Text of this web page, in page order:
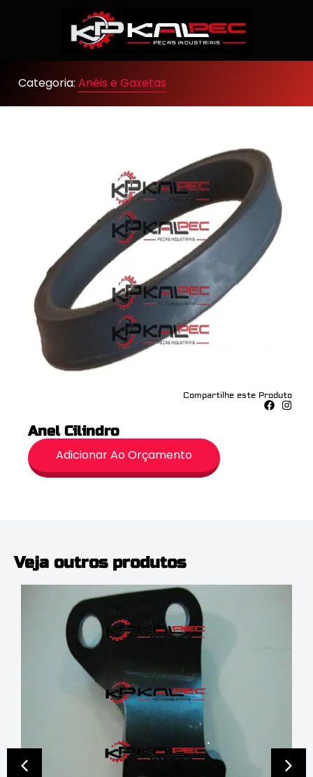
Categoria: Anéis e Gaxetas
Compartilhe este Produto
Anel Cilindro
Adicionar Ao Orçamento
Veja outros produtos